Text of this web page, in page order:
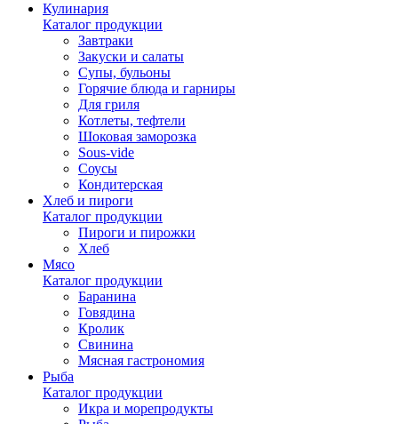
Кулинария
Каталог продукции
Завтраки
Закуски и салаты
Супы, бульоны
Горячие блюда и гарниры
Для гриля
Котлеты, тефтели
Шоковая заморозка
Sous-vide
Соусы
Кондитерская
Хлеб и пироги
Каталог продукции
Пироги и пирожки
Хлеб
Мясо
Каталог продукции
Баранина
Говядина
Кролик
Свинина
Мясная гастрономия
Рыба
Каталог продукции
Икра и морепродукты